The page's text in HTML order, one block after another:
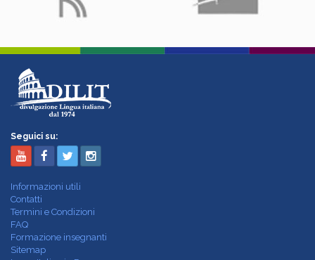
Seguici su:
Informazioni utili
Contatti
Termini e Condizioni
FAQ
Formazione insegnanti
Sitemap